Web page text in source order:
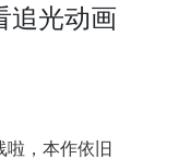
追光动画
啦，本作依旧